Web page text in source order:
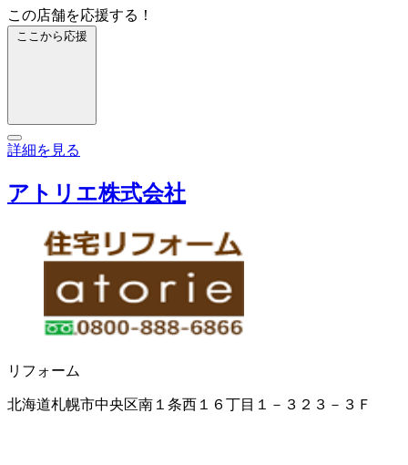
この店舗を応援する！
ここから応援
詳細を見る
アトリエ株式会社
リフォーム
北海道札幌市中央区南１条西１６丁目１－３２３－３Ｆ